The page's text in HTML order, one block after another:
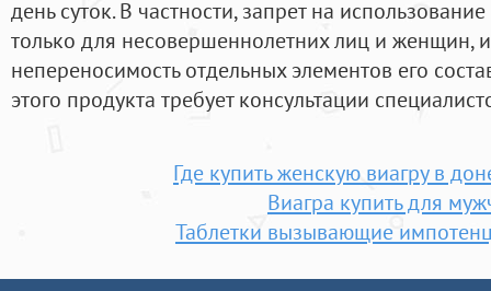
день суток. В частности, запрет на
только для несовершеннолетних лиц и
непереносимость отдельных элементов его
этого продукта требует консультации
Где купить женскую виагру в
Виагра купить для
Таблетки вызывающие